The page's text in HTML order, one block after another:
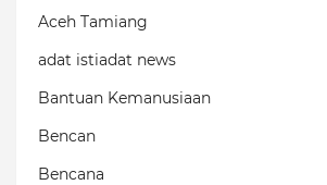
Aceh Tamiang
adat istiadat news
Bantuan Kemanusiaan
Bencan
Bencana